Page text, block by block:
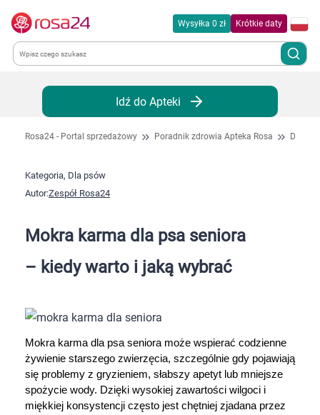
Wysyłka 0 zł Krótkie daty
Kategorie
Chemia gospodarcza
Dla zwierząt
Dziecko
Higiena
Kosmetyki
Idź do Apteki
Rosa24 - Portal sprzedażowy Poradnik zdrowia Apteka Rosa Dla
Kategoria, Dla psów
Autor:Zespół Rosa24
Mokra karma dla psa seniora
– kiedy warto i jaką wybrać
Mokra karma dla psa seniora może wspierać codzienne
żywienie starszego zwierzęcia, szczególnie gdy pojawiają
się problemy z gryzieniem, słabszy apetyt lub mniejsze
spożycie wody. Dzięki wysokiej zawartości wilgoci i
miękkiej konsystencji często jest chętniej zjadana przez